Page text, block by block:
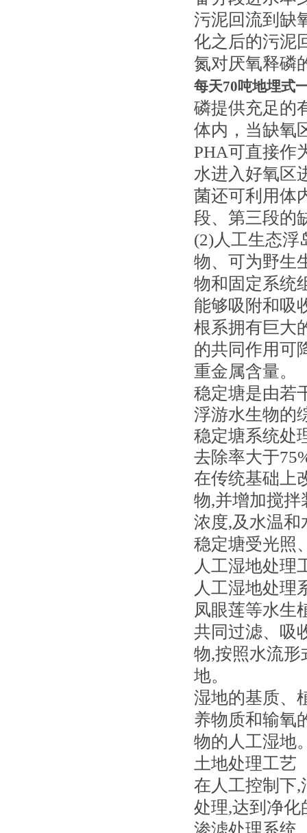
污泥回流到缺
化之后的污泥
氮对厌氧释磷
每天70吨地埋式
磷提供充足的
体内，当缺氧
PHA可直接作
水进入好氧区
菌还可利用体
段、第三段的
(2)人工生态浮
物、可为野生
物和固定系统
能够吸附和吸
根系拥有巨大
的共同作用可
重金属含量。
稳定塘是由若
浮游水生物的
稳定塘系统处
去除率大于
在传统基础上
物,并增加搅拌
浓度,及水温和
稳定塘受光照
人工湿地处理
人工湿地处理
凤眼莲等水生
共同过滤、吸
物,按照水流
地。
湿地的基质、
养物质和输氧
物的人工湿地
土地处理工艺
在人工控制下,
处理,达到净化
渗滤处理系统